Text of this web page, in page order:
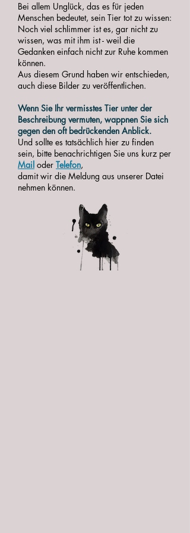
Bei allem Unglück, das es für jeden
Menschen bedeutet, sein Tier tot zu wissen:
Noch viel schlimmer ist es, gar nicht zu
wissen, was mit ihm ist - weil die
Gedanken einfach nicht zur Ruhe kommen
können.
Aus diesem Grund haben wir entschieden,
auch diese Bilder zu veröffentlichen.
Wenn Sie Ihr vermisstes Tier unter der
Beschreibung vermuten, wappnen Sie sich
gegen den oft bedrückenden Anblick.
Und sollte es tatsächlich hier zu finden
sein, bitte benachrichtigen Sie uns kurz per
Mail oder Telefon,
damit wir die Meldung aus unserer Datei
nehmen können.